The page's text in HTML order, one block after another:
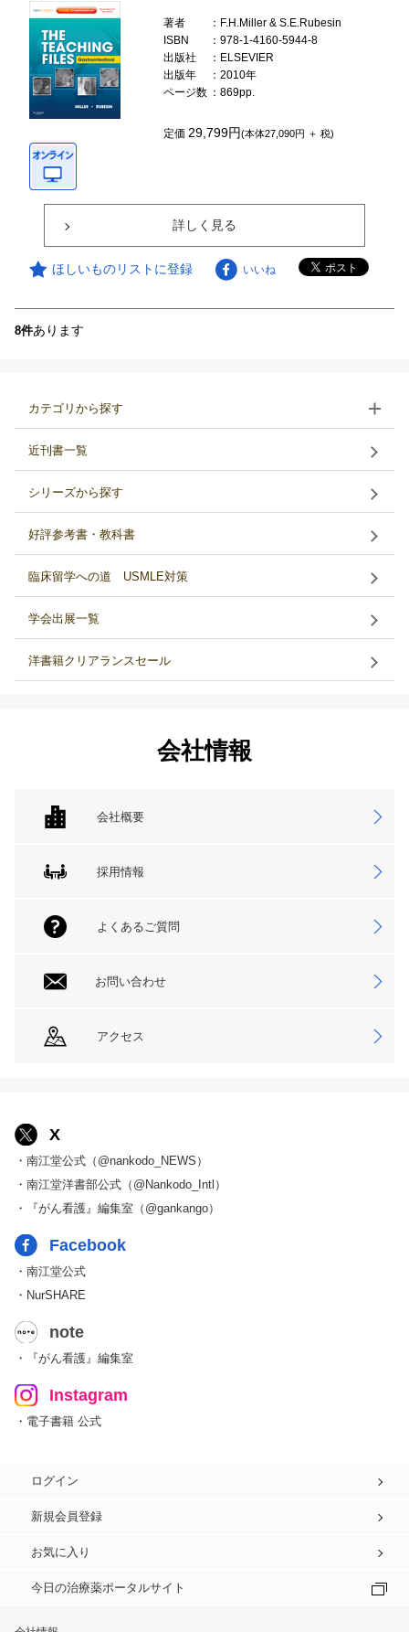
著者
：F.H.Miller & S.E.Rubesin
ISBN
：978-1-4160-5944-8
出版社
：ELSEVIER
出版年
：2010年
ページ数 ：869pp.
定価29,799円(本体27,090円 ＋ 税)
詳しく見る
ほしいものリストに登録 いいね
8件あります
カテゴリから探す
近刊書一覧
シリーズから探す
好評参考書・教科書
臨床留学への道 USMLE対策
学会出展一覧
洋書籍クリアランスセール
会社情報
会社概要
採用情報
よくあるご質問
お問い合わせ
アクセス
X
・南江堂公式（@nankodo_NEWS）
・南江堂洋書部公式（@Nankodo_Intl）
・『がん看護』編集室（@gankango）
Facebook
・南江堂公式
・NurSHARE
note
・『がん看護』編集室
Instagram
・電子書籍 公式
ログイン
新規会員登録
お気に入り
今日の治療薬ポータルサイト